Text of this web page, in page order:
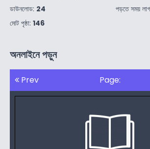
ডাউনলোড: 24
মোট পৃষ্ঠা: 146
পড়তে সময়
অনলাইনে পড়ুন
Prev Page: